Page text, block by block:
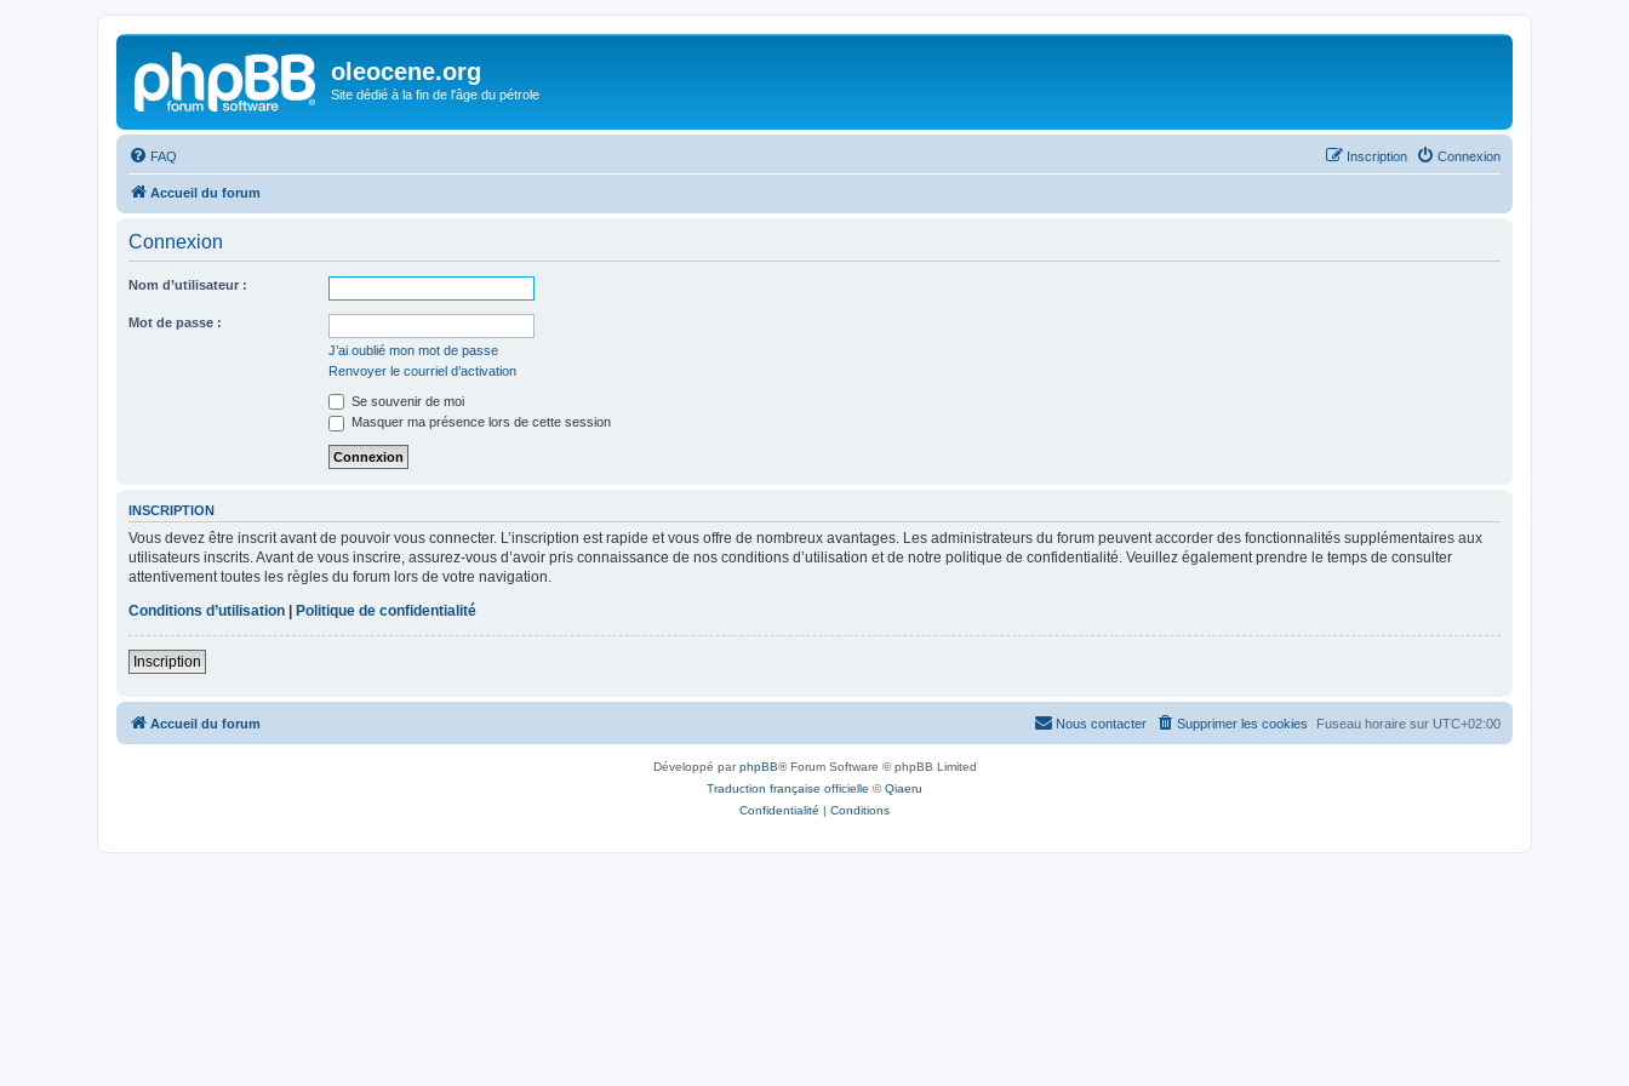
oleocene.org
Site dédié à la fin de l'âge du pétrole
FAQ Connexion
Inscription
Accueil du forum
Connexion
Nom d’utilisateur :
Mot de passe :
J’ai oublié mon mot de passe
Renvoyer le courriel d’activation
Se souvenir de moi
Masquer ma présence lors de cette session
INSCRIPTION
Vous devez être inscrit avant de pouvoir vous connecter. L’inscription est rapide et vous offre de nombreux avantages. Les administrateurs du forum peuvent accorder des fonctionnalités supplémentaires aux
utilisateurs inscrits. Avant de vous inscrire, assurez-vous d’avoir pris connaissance de nos conditions d’utilisation et de notre politique de confidentialité. Veuillez également prendre le temps de consulter
attentivement toutes les règles du forum lors de votre navigation.
Conditions d’utilisation
Politique de confidentialité
Inscription
Accueil du forum Fuseau horaire sur UTC+02:00
Supprimer les cookies
Nous contacter
Développé parphpBB® Forum Software © phpBB Limited
Traduction française officielle ©Qiaeru
Confidentialité | Conditions